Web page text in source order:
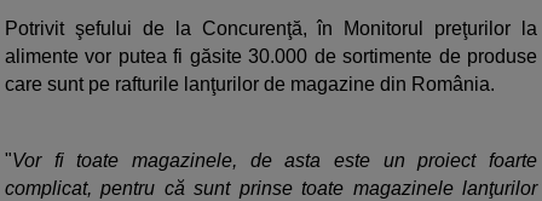
Potrivit şefului de la Concurenţă, în Monitorul preţurilor la
alimente vor putea fi găsite 30.000 de sortimente de produse
care sunt pe rafturile lanţurilor de magazine din România.
"Vor fi toate magazinele, de asta este un proiect foarte
complicat, pentru că sunt prinse toate magazinele lanţurilor